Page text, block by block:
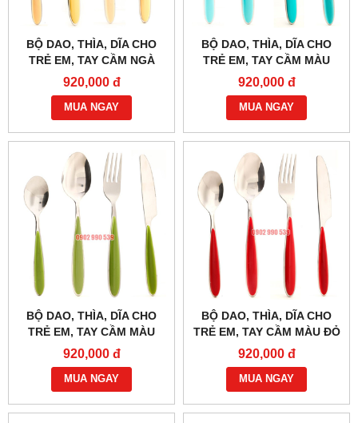
BỘ DAO, THÌA, DĨA CHO
TRẺ EM, TAY CẦM NGÀ
920,000 đ
MUA NGAY
BỘ DAO, THÌA, DĨA CHO
TRẺ EM, TAY CẦM MÀU
XANH DƯƠNG
920,000 đ
MUA NGAY
BỘ DAO, THÌA, DĨA CHO
TRẺ EM, TAY CẦM MÀU
XANH LÁ
920,000 đ
MUA NGAY
BỘ DAO, THÌA, DĨA CHO
TRẺ EM, TAY CẦM MÀU ĐỎ
920,000 đ
MUA NGAY